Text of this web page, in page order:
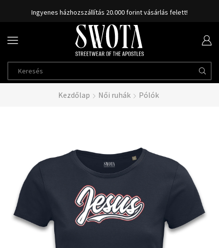
Ingyenes házhozszállítás 20.000 forint vásárlás felett!
Kezdőlap Női ruhák Pólók